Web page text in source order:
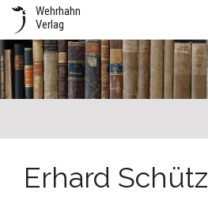
Wehrhahn
Verlag
Erhard Schütz